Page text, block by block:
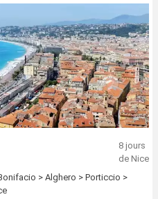
8 jours
de Nice
> Alghero > Porticcio >